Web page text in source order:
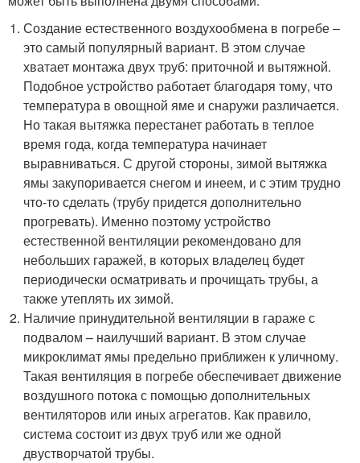
Создание естественного воздухообмена в погребе –
это самый популярный вариант. В этом случае
хватает монтажа двух труб: приточной и вытяжной.
Подобное устройство работает благодаря тому, что
температура в овощной яме и снаружи различается.
Но такая вытяжка перестанет работать в теплое
время года, когда температура начинает
выравниваться. С другой стороны, зимой вытяжка
ямы закупоривается снегом и инеем, и с этим трудно
что-то сделать (трубу придется дополнительно
прогревать). Именно поэтому устройство
естественной вентиляции рекомендовано для
небольших гаражей, в которых владелец будет
периодически осматривать и прочищать трубы, а
также утеплять их зимой.
Наличие принудительной вентиляции в гараже с
подвалом – наилучший вариант. В этом случае
микроклимат ямы предельно приближен к уличному.
Такая вентиляция в погребе обеспечивает движение
воздушного потока с помощью дополнительных
вентиляторов или иных агрегатов. Как правило,
система состоит из двух труб или же одной
двустворчатой трубы.